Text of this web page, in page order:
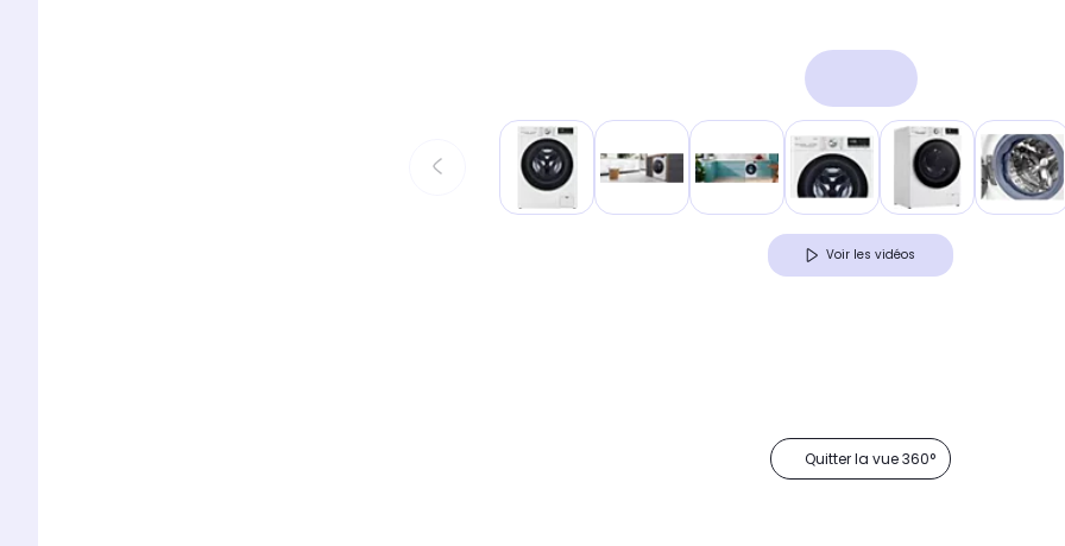
Voir les vidéos
Quitter la vue 360°